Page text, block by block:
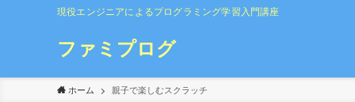
現役エンジニアによるプログラミング学習入門講座
ファミプログ
ホーム 親子で楽しむスクラッチ